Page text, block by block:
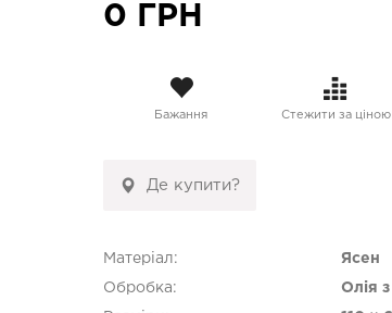
0 ГРН
Бажання Стежити за ціною
Де купити?
Матеріал: Ясен
Обробка: Олія